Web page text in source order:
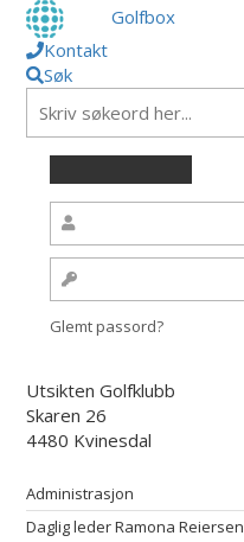
Golfbox
Kontakt
Søk
Glemt passord?
Utsikten Golfklubb
Skaren 26
4480 Kvinesdal
Administrasjon
Daglig leder Ramona Reiersen